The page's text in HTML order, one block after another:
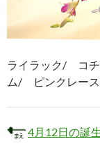
ライラック/ コ
ム/ ピンクレー
4月12日の誕